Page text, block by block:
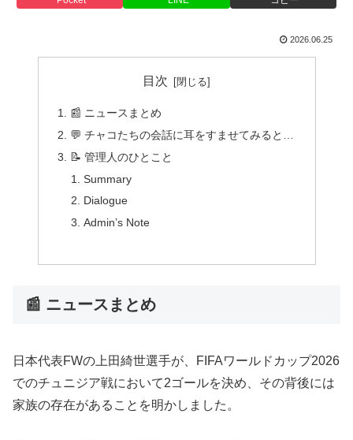
2026.06.25
目次
📰 ニュースまとめ
💬 チャコたちの会話に耳をすませてみると…
📝 管理人のひとこと
Summary
Dialogue
Admin’s Note
📰 ニュースまとめ
日本代表FWの上田綺世選手が、FIFAワールドカップ2026
でのチュニジア戦において2ゴールを決め、その背後には
家族の存在があることを明かしました。